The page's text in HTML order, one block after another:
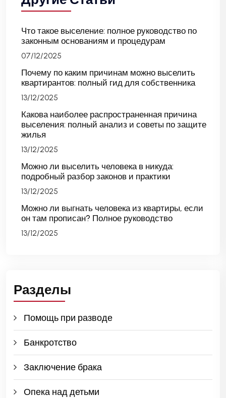
Что такое выселение: полное руководство по
законным основаниям и процедурам
07/12/2025
Почему по каким причинам можно выселить
квартирантов: полный гид для собственника
13/12/2025
Какова наиболее распространенная причина
выселения: полный анализ и советы по защите
жилья
13/12/2025
Можно ли выселить человека в никуда:
подробный разбор законов и практики
13/12/2025
Можно ли выгнать человека из квартиры, если
он там прописан? Полное руководство
13/12/2025
Разделы
Помощь при разводе
Банкротство
Заключение брака
Опека над детьми